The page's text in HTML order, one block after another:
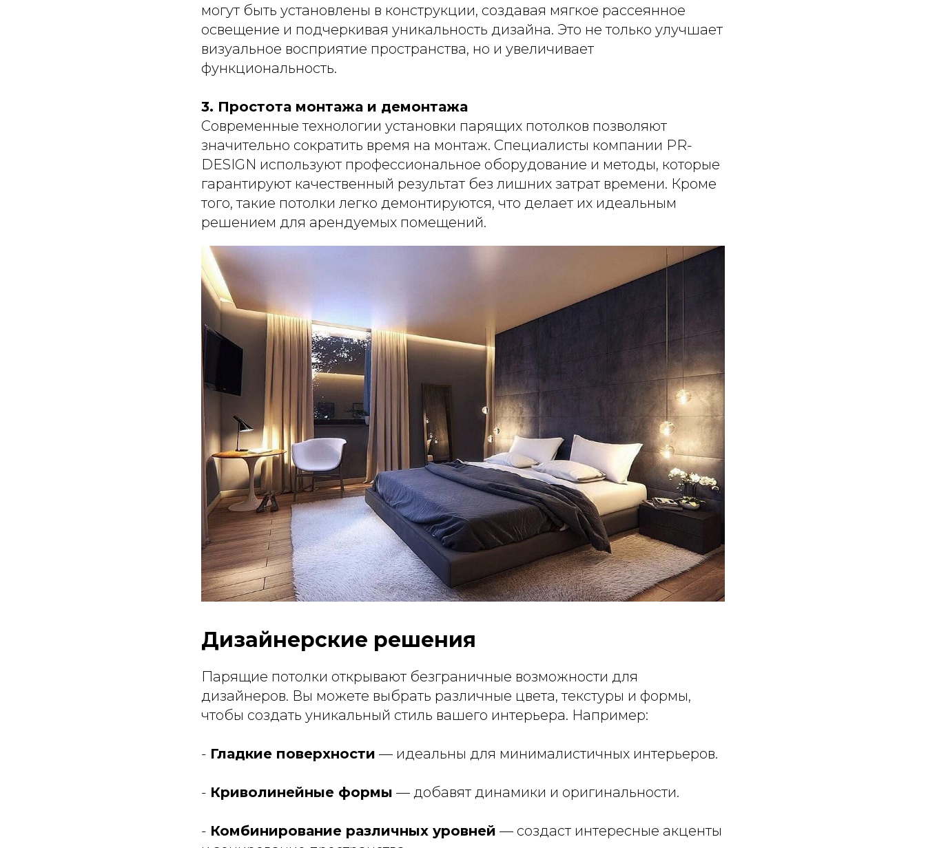
могут быть установлены в конструкции, создавая мягкое рассеянное
освещение и подчеркивая уникальность дизайна. Это не только улучшает
визуальное восприятие пространства, но и увеличивает
функциональность.
3. Простота монтажа и демонтажа
Современные технологии установки парящих потолков позволяют
значительно сократить время на монтаж. Специалисты компании PR-
DESIGN используют профессиональное оборудование и методы, которые
гарантируют качественный результат без лишних затрат времени. Кроме
того, такие потолки легко демонтируются, что делает их идеальным
решением для арендуемых помещений.
Дизайнерские решения
Парящие потолки открывают безграничные возможности для
дизайнеров. Вы можете выбрать различные цвета, текстуры и формы,
чтобы создать уникальный стиль вашего интерьера. Например:
- Гладкие поверхности — идеальны для минималистичных интерьеров.
- Криволинейные формы — добавят динамики и оригинальности.
- Комбинирование различных уровней — создаст интересные акценты